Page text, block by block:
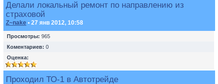
Делали локальный ремонт по направлению из
страховой
Z~nake • 27 янв 2012, 10:58
Просмотры: 965
Коментариев: 0
Оценка:
Проходил ТО-1 в Автотрейде